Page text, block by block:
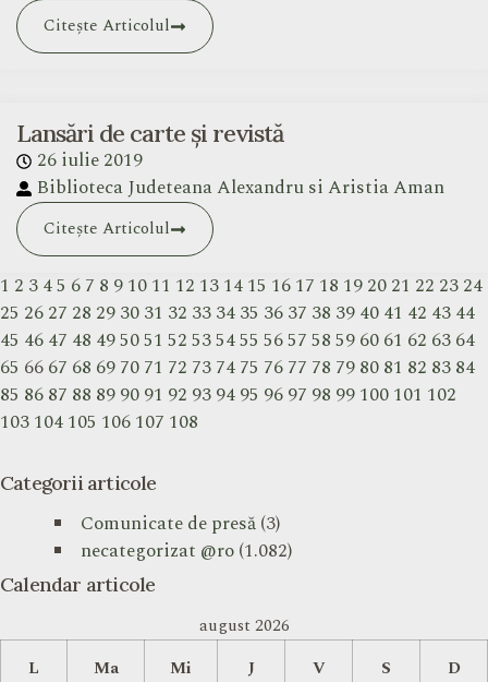
Citește Articolul
Lansări de carte și revistă
26 iulie 2019
Biblioteca Judeteana Alexandru si Aristia Aman
Citește Articolul
1 2 345 67 8 91011 12 131415 1617 18 192021 22 2324
25 2627 28 293031 32 333435 3637 38 394041 42 4344
45 4647 48 495051 52535455 565758596061 62 6364
65 6667 68 697071 72 737475 7677 78 798081 82 8384
85 8687 88 899091 92 939495 9697 98 99100101 102
103104105 106107 108
Categorii articole
Comunicate de presă(3)
necategorizat @ro(1.082)
Calendar articole
august 2026
L
Ma Mi J V S D